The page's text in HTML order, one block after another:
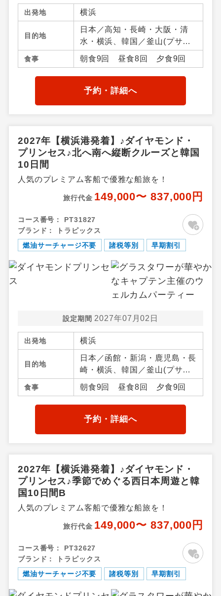
出発地 横浜
目的地
日本／高知・長崎・大阪・清
水・横浜、韓国／釜山(プサ
ン)、 ／アジア周辺
食事 朝食9回 昼食8回 夕食9回
予約・詳細へ
2027年【横浜港発着】♪ダイヤモンド・
プリンセス♪北へ南へ縦断クルーズと韓国
10日間
人気のプレミアム客船で優雅な船旅を！
旅行代金 149,000〜 837,000円
コース番号：
PT31827
ブランド：
トラピックス
燃油サーチャージ不要
諸税等別 早期割引
設定期間 2027年07月02日
出発地 横浜
目的地
日本／函館・新潟・鹿児島・長
崎・横浜、韓国／釜山(プサ
ン)、 ／アジア周辺
食事 朝食9回 昼食8回 夕食9回
予約・詳細へ
2027年【横浜港発着】♪ダイヤモンド・
プリンセス♪季節でめぐる西日本周遊と韓
国10日間B
人気のプレミアム客船で優雅な船旅を！
旅行代金 149,000〜 837,000円
コース番号：
PT32627
ブランド：
トラピックス
燃油サーチャージ不要
諸税等別 早期割引